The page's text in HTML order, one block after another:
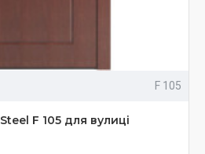
F 105
F 105 для вулиці